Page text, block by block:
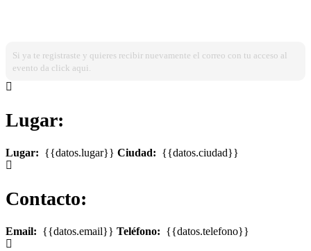
Si ya te registraste y quieres recibir nuevamente el correo con tu acceso al
evento da click aqui.
Lugar:
Lugar: {{datos.lugar}} Ciudad: {{datos.ciudad}}
Contacto:
Email: {{datos.email}} Teléfono: {{datos.telefono}}